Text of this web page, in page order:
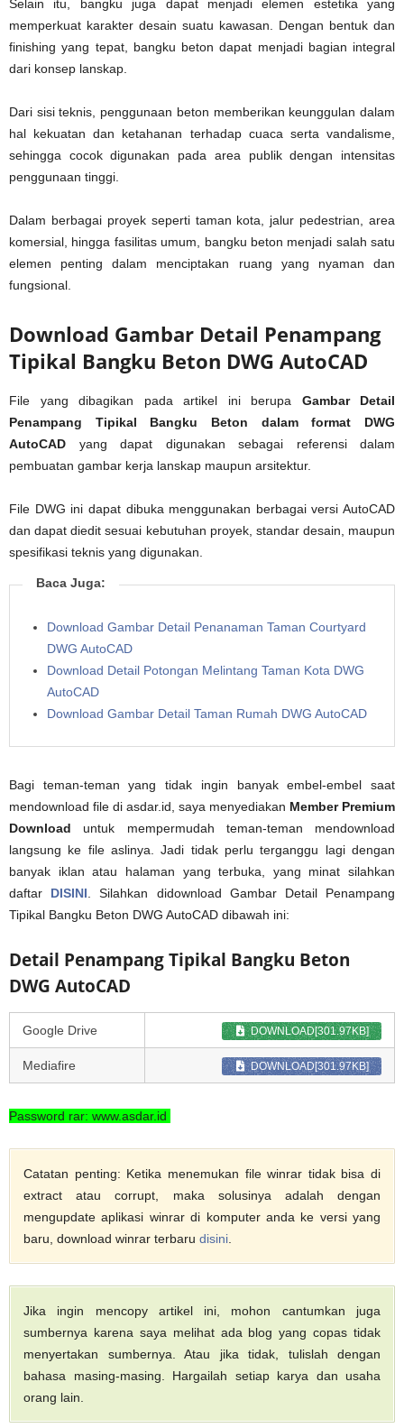
Selain itu, bangku juga dapat menjadi elemen estetika yang
memperkuat karakter desain suatu kawasan. Dengan bentuk dan
finishing yang tepat, bangku beton dapat menjadi bagian integral
dari konsep lanskap.
Dari sisi teknis, penggunaan beton memberikan keunggulan dalam
hal kekuatan dan ketahanan terhadap cuaca serta vandalisme,
sehingga cocok digunakan pada area publik dengan intensitas
penggunaan tinggi.
Dalam berbagai proyek seperti taman kota, jalur pedestrian, area
komersial, hingga fasilitas umum, bangku beton menjadi salah satu
elemen penting dalam menciptakan ruang yang nyaman dan
fungsional.
Download Gambar Detail Penampang
Tipikal Bangku Beton DWG AutoCAD
File yang dibagikan pada artikel ini berupa Gambar Detail
Penampang Tipikal Bangku Beton dalam format DWG
AutoCAD yang dapat digunakan sebagai referensi dalam
pembuatan gambar kerja lanskap maupun arsitektur.
File DWG ini dapat dibuka menggunakan berbagai versi AutoCAD
dan dapat diedit sesuai kebutuhan proyek, standar desain, maupun
spesifikasi teknis yang digunakan.
Baca Juga:
Download Gambar Detail Penanaman Taman Courtyard
DWG AutoCAD
Download Detail Potongan Melintang Taman Kota DWG
AutoCAD
Download Gambar Detail Taman Rumah DWG AutoCAD
Bagi teman-teman yang tidak ingin banyak embel-embel saat
mendownload file di asdar.id, saya menyediakan Member Premium
Download untuk mempermudah teman-teman mendownload
langsung ke file aslinya. Jadi tidak perlu terganggu lagi dengan
banyak iklan atau halaman yang terbuka, yang minat silahkan
daftar DISINI . Silahkan didownload Gambar Detail Penampang
Tipikal Bangku Beton DWG AutoCAD dibawah ini:
Detail Penampang Tipikal Bangku Beton
DWG AutoCAD
Google Drive DOWNLOAD[301.97KB]
Mediafire DOWNLOAD[301.97KB]
Password rar: www.asdar.id
Catatan penting: Ketika menemukan file winrar tidak bisa di
extract atau corrupt, maka solusinya adalah dengan
mengupdate aplikasi winrar di komputer anda ke versi yang
baru, download winrar terbaru disini
Jika ingin mencopy artikel ini, mohon cantumkan juga
sumbernya karena saya melihat ada blog yang copas tidak
menyertakan sumbernya. Atau jika tidak, tulislah dengan
bahasa masing-masing. Hargailah setiap karya dan usaha
orang lain.